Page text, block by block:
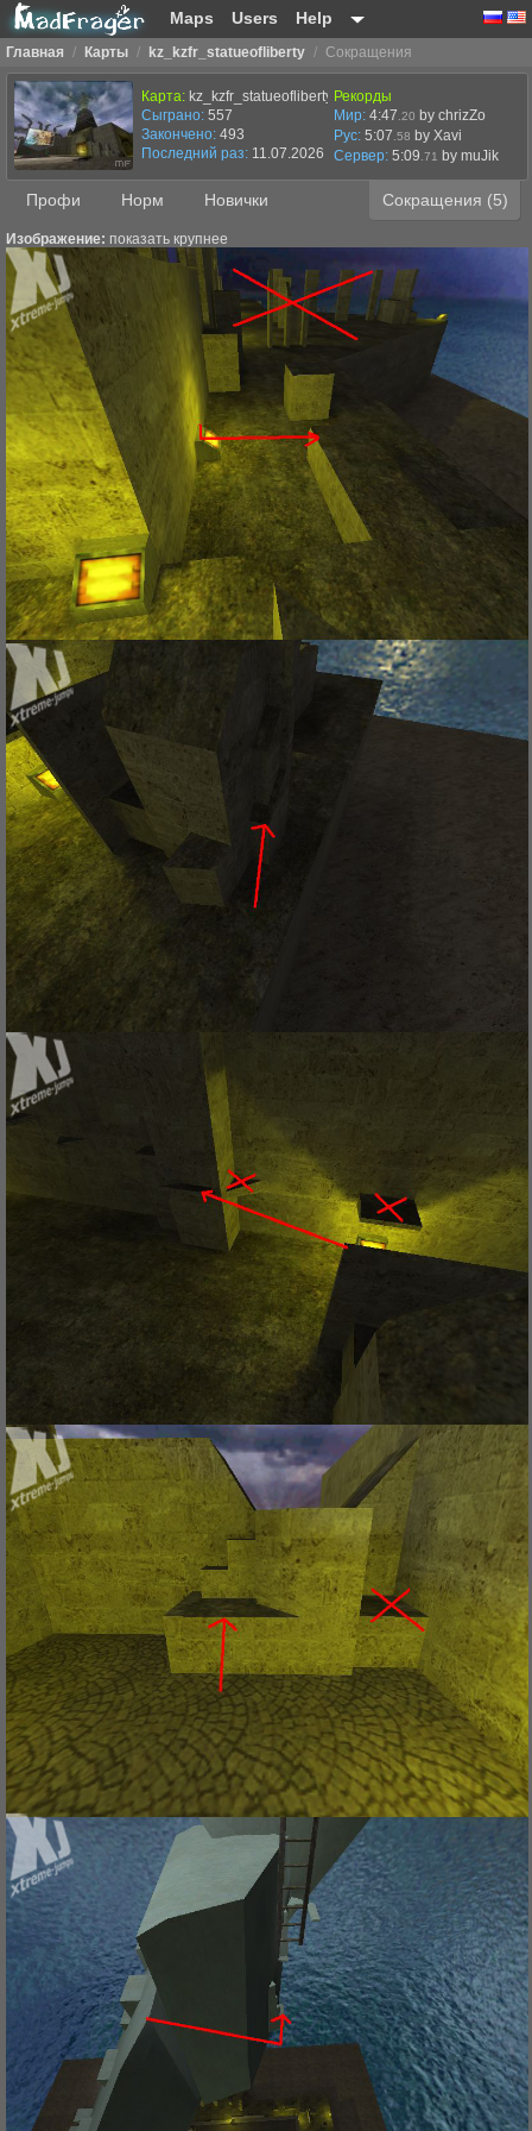
Maps Users Help
Главная / Карты / kz_kzfr_statueofliberty / Сокращения
Карта: kz_kzfr_statueofliberty
Сыграно: 557
Закончено: 493
Последний раз: 11.07.2026 в 12:23
Рекорды
Мир: 4:47 .20 by chrizZo
Рус: 5:07 .58 by Xavi
Сервер: 5:09 .71 by muJik
Профи Норм Новички Сокращения (5)
Изображение: показать крупнее